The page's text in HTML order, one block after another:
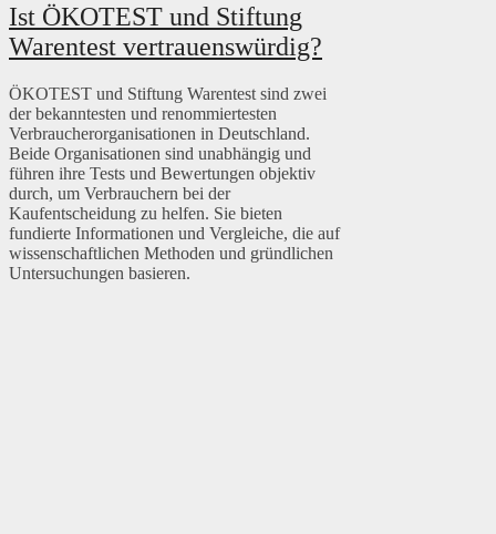
Ist ÖKOTEST und Stiftung
Warentest vertrauenswürdig?
ÖKOTEST und Stiftung Warentest sind zwei
der bekanntesten und renommiertesten
Verbraucherorganisationen in Deutschland.
Beide Organisationen sind unabhängig und
führen ihre Tests und Bewertungen objektiv
durch, um Verbrauchern bei der
Kaufentscheidung zu helfen. Sie bieten
fundierte Informationen und Vergleiche, die auf
wissenschaftlichen Methoden und gründlichen
Untersuchungen basieren.